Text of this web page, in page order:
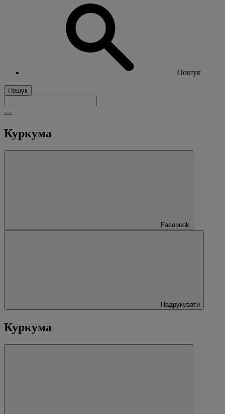
Пошук
Пошук
Куркума
Facebook
Надрукувати
Куркума